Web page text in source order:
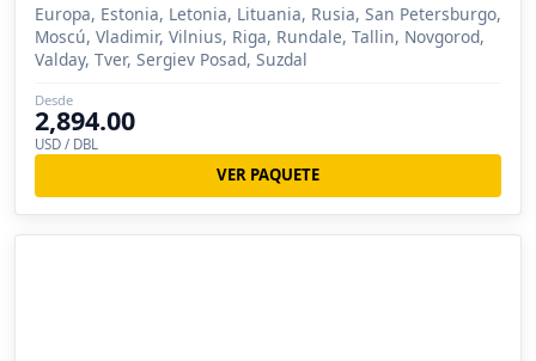
Europa, Estonia, Letonia, Lituania, Rusia, San Petersburgo,
Moscú, Vladimir, Vilnius, Riga, Rundale, Tallin, Novgorod,
Valday, Tver, Sergiev Posad, Suzdal
Desde
2,894.00
USD / DBL
VER PAQUETE